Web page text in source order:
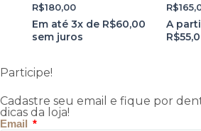
R$180,00
Em até 3x de R$60,00
sem juros
R$
A
R$
Participe!
Cadastre seu email e fique por
dicas da loja!
Email